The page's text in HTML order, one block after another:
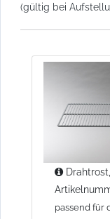
(gültig bei
passend für